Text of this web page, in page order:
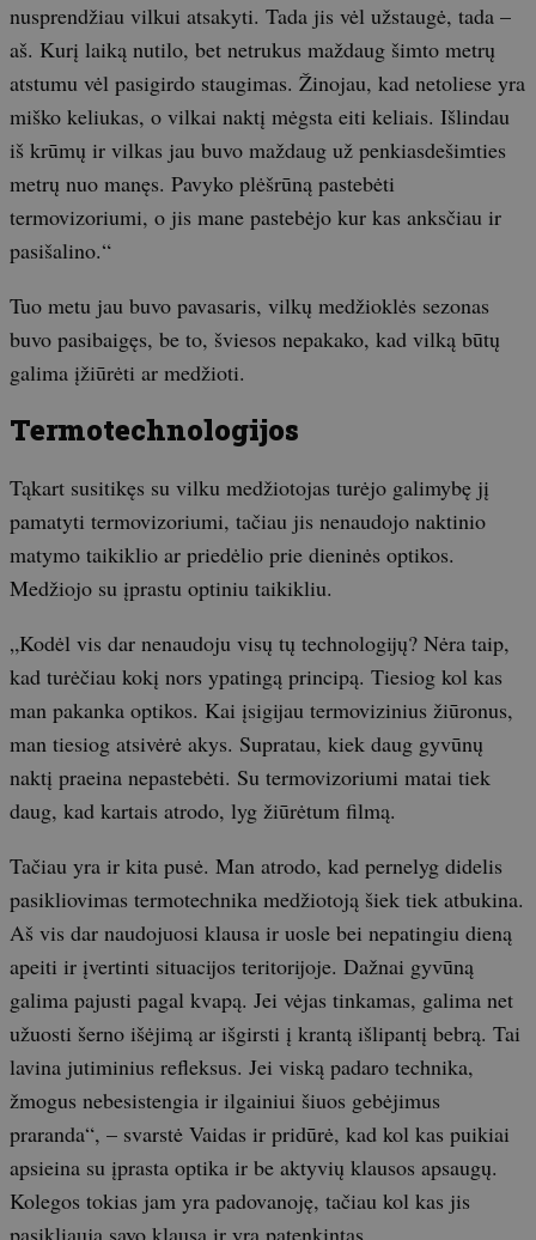
nusprendžiau vilkui atsakyti. Tada jis vėl užstaugė, tada –
aš. Kurį laiką nutilo, bet netrukus maždaug šimto metrų
atstumu vėl pasigirdo staugimas. Žinojau, kad netoliese yra
miško keliukas, o vilkai naktį mėgsta eiti keliais. Išlindau
iš krūmų ir vilkas jau buvo maždaug už penkiasdešimties
metrų nuo manęs. Pavyko plėšrūną pastebėti
termovizoriumi, o jis mane pastebėjo kur kas anksčiau ir
pasišalino.“
Tuo metu jau buvo pavasaris, vilkų medžioklės sezonas
buvo pasibaigęs, be to, šviesos nepakako, kad vilką būtų
galima įžiūrėti ar medžioti.
Termotechnologijos
Tąkart susitikęs su vilku medžiotojas turėjo galimybę jį
pamatyti termovizoriumi, tačiau jis nenaudojo naktinio
matymo taikiklio ar priedėlio prie dieninės optikos.
Medžiojo su įprastu optiniu taikikliu.
„Kodėl vis dar nenaudoju visų tų technologijų? Nėra taip,
kad turėčiau kokį nors ypatingą principą. Tiesiog kol kas
man pakanka optikos. Kai įsigijau termovizinius žiūronus,
man tiesiog atsivėrė akys. Supratau, kiek daug gyvūnų
naktį praeina nepastebėti. Su termovizoriumi matai tiek
daug, kad kartais atrodo, lyg žiūrėtum filmą.
Tačiau yra ir kita pusė. Man atrodo, kad pernelyg didelis
pasikliovimas termotechnika medžiotoją šiek tiek atbukina.
Aš vis dar naudojuosi klausa ir uosle bei nepatingiu dieną
apeiti ir įvertinti situacijos teritorijoje. Dažnai gyvūną
galima pajusti pagal kvapą. Jei vėjas tinkamas, galima net
užuosti šerno išėjimą ar išgirsti į krantą išlipantį bebrą. Tai
lavina jutiminius refleksus. Jei viską padaro technika,
žmogus nebesistengia ir ilgainiui šiuos gebėjimus
praranda“, – svarstė Vaidas ir pridūrė, kad kol kas puikiai
apsieina su įprasta optika ir be aktyvių klausos apsaugų.
Kolegos tokias jam yra padovanoję, tačiau kol kas jis